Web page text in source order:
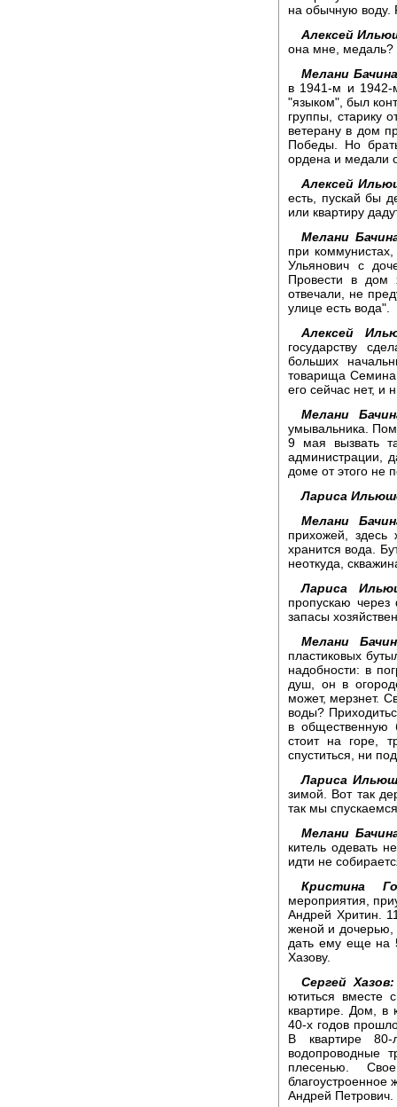
на обычную воду.
Алексей
она мне,
Мелани
в 1941-м и 1942-
"языком", был
группы, старику
ветерану в дом
Победы. Но
ордена и медали
Алексей
есть, пускай бы
или квартиру
Мелани
при
Ульянович с
Провести в дом
отвечали, не
улице есть вода".
Алексей
государству
больших
товарища
его сейчас нет, и
Мелани
умывальника.
9 мая вызвать
администрации,
доме от этого не
Лариса
Мелани
прихожей, здесь
хранится вода.
неоткуда,
Лариса
пропускаю
запасы
Мелани
пластиковых
надобности: в
душ, он в
может, мерзнет.
воды?
в
стоит на горе,
спуститься, ни
Лариса
зимой. Вот так
так мы
Мелани
китель одевать
идти не
Кристина
мероприятия,
Андрей Хритин.
женой и дочерью,
дать ему еще на
Хазову.
Сергей Хазов:
ютиться вместе
квартире. Дом, в
40-х годов
В квартире 80-
водопроводные
плесенью.
благоустроенное
Андрей Петрович.